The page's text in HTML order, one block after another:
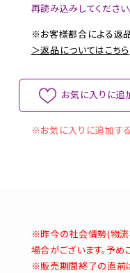
再読み込みしてください
※お客様都合による返品
＞返品についてはこちら
お気に入りに追
※お気に入りに追加す
※昨今の社会情勢(物流
場合がございます。予め
※販売期間終了の直前